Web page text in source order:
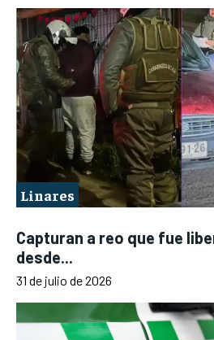
Linares
Capturan a reo que fue
desde...
31 de julio de 2026